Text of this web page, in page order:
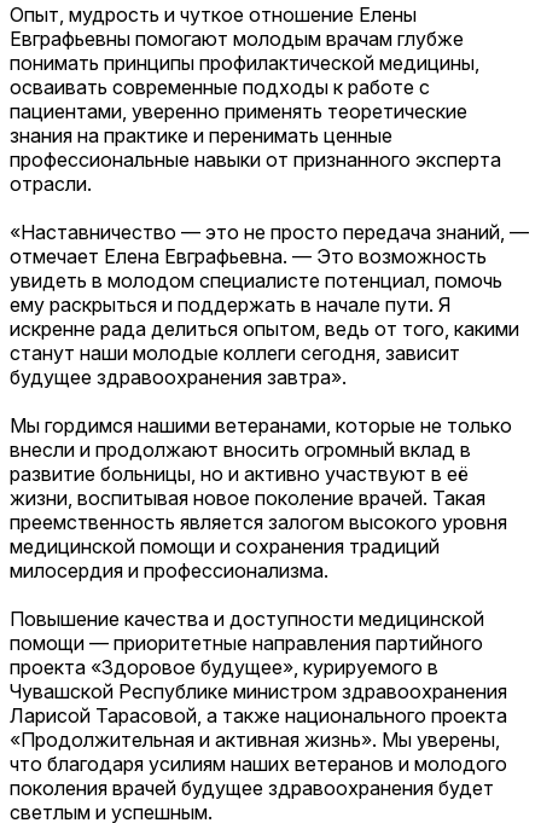
Опыт, мудрость и чуткое отношение Елены
Евграфьевны помогают молодым врачам глубже
понимать принципы профилактической медицины,
осваивать современные подходы к работе с
пациентами, уверенно применять теоретические
знания на практике и перенимать ценные
профессиональные навыки от признанного эксперта
отрасли.
«Наставничество — это не просто передача знаний, —
отмечает Елена Евграфьевна. — Это возможность
увидеть в молодом специалисте потенциал, помочь
ему раскрыться и поддержать в начале пути. Я
искренне рада делиться опытом, ведь от того, какими
станут наши молодые коллеги сегодня, зависит
будущее здравоохранения завтра».
Мы гордимся нашими ветеранами, которые не только
внесли и продолжают вносить огромный вклад в
развитие больницы, но и активно участвуют в её
жизни, воспитывая новое поколение врачей. Такая
преемственность является залогом высокого уровня
медицинской помощи и сохранения традиций
милосердия и профессионализма.
Повышение качества и доступности медицинской
помощи — приоритетные направления партийного
проекта «Здоровое будущее», курируемого в
Чувашской Республике министром здравоохранения
Ларисой Тарасовой, а также национального проекта
«Продолжительная и активная жизнь». Мы уверены,
что благодаря усилиям наших ветеранов и молодого
поколения врачей будущее здравоохранения будет
светлым и успешным.